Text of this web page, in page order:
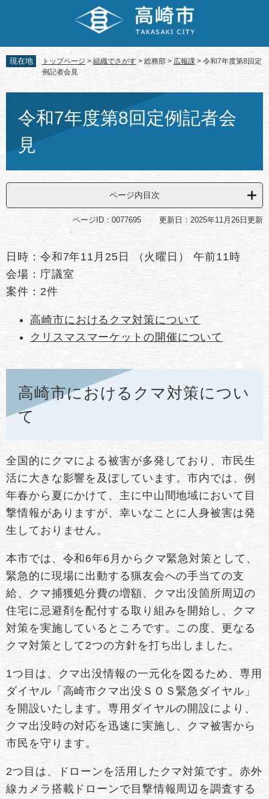
先
頭
す。
を
飛
し
現在地 トップページ > 組織でさがす > 総務部 > 広報課 > 令和7年度第8回定
例記者会見
令和7年度第8回定例記者会
見
ページ内目次
ページID：0077695 更新日：2025年11月26日更新
日時：令和7年11月25日 （火曜日） 午前11時
会場：庁議室
案件：2件
高崎市におけるクマ対策について
クリスマスマーケットの開催について
高崎市におけるクマ対策につい
て​
全国的にクマによる被害が多発しており、市民生
活に大きな影響を及ぼしています。市内では、例
年春から夏にかけて、主に中山間地域において目
撃情報がありますが、幸いなことに人身被害は発
生しておりません。
本市では、令和6年6月からクマ緊急対策として、
緊急的に現場に出動する猟友会への手当ての支
給、クマ捕獲処分費の増額、クマ出没箇所周辺の
住宅に忌避剤を配付する取り組みを開始し、クマ
対策を実施しているところです。この度、更なる
クマ対策として2つの方針を打ち出しました。
1つ目は、クマ出没情報の一元化を図るため、専用
ダイヤル「高崎市クマ出没ＳＯＳ緊急ダイヤル」
を開設いたします。専用ダイヤルの開設により、
クマ出没時の対応を迅速に実施し、クマ被害から
市民を守ります。
2つ目は、ドローンを活用したクマ対策です。赤外
線カメラ搭載ドローンで目撃情報周辺を調査する